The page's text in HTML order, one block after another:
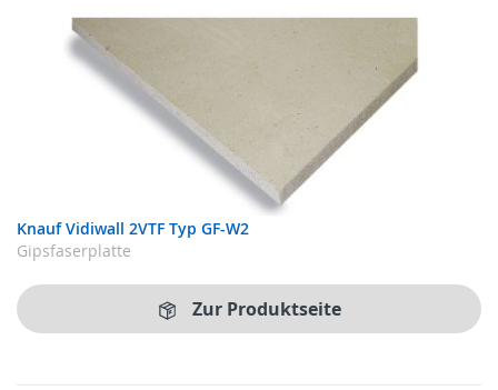
Knauf Vidiwall 2VTF Typ GF-W2
Gipsfaserplatte
Zur Produktseite